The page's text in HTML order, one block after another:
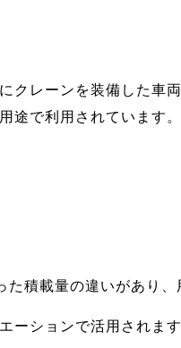
クレーンを装備した車
途で利用されています。
積載量の違いがあり、
ーションで活用されま